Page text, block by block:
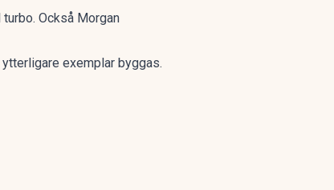
Också Morgan
exemplar byggas.